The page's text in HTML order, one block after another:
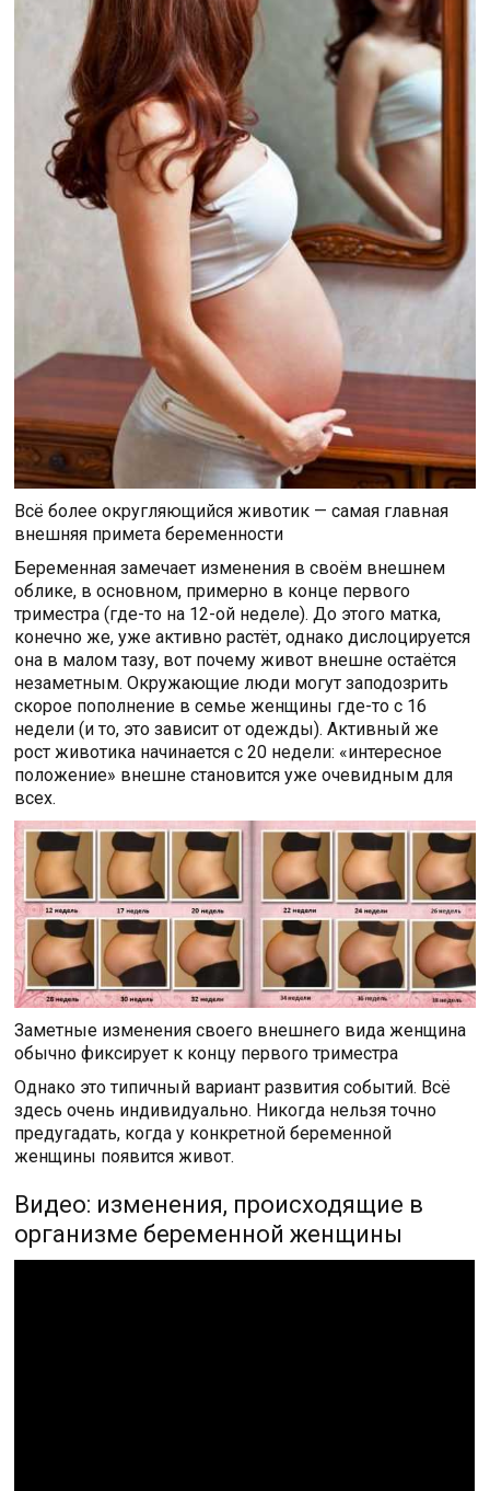
Всё более округляющийся животик — самая главная
внешняя примета беременности
Беременная замечает изменения в своём внешнем
облике, в основном, примерно в конце первого
триместра (где-то на 12-ой неделе). До этого матка,
конечно же, уже активно растёт, однако дислоцируется
она в малом тазу, вот почему живот внешне остаётся
незаметным. Окружающие люди могут заподозрить
скорое пополнение в семье женщины где-то с 16
недели (и то, это зависит от одежды). Активный же
рост животика начинается с 20 недели: «интересное
положение» внешне становится уже очевидным для
всех.
Заметные изменения своего внешнего вида женщина
обычно фиксирует к концу первого триместра
Однако это типичный вариант развития событий. Всё
здесь очень индивидуально. Никогда нельзя точно
предугадать, когда у конкретной беременной
женщины появится живот.
Видео: изменения, происходящие в
организме беременной женщины